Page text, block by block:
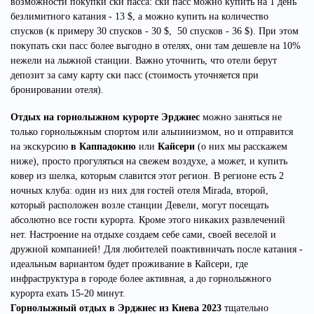
безлимитного катания - 13 $, а можно купить на количество
спусков (к примеру 30 спусков - 30 $, 50 спусков - 36 $). При этом
покупать ски пасс более выгодно в отелях, они там дешевле на 10%
нежели на лыжной станции. Важно уточнить, что отели берут
депозит за саму карту ски пасс (стоимость уточняется при
бронировании отеля).
Отдых на горнолыжном курорте Эрджиес можно заняться не
только горнолыжным спортом или альпинизмом, но и отправится
на экскурсию в Каппадокию или Кайсери (о них мы расскажем
ниже), просто прогуляться на свежем воздухе, а может, и купить
ковер из шелка, которым славится этот регион. В регионе есть 2
ночных клуба: один из них для гостей отеля Mirada, второй,
который расположен возле станции Девели, могут посещать
абсолютно все гости курорта. Кроме этого никаких развлечений
нет. Настроение на отдыхе создаем себе сами, своей веселой и
дружной компанией! Для любителей поактивничать после катания -
идеальным вариантом будет проживание в Кайсери, где
инфраструктура в городе более активная, а до горнолыжного
курорта ехать 15-20 минут.
Горнолыжный отдых в Эрджиес из Киева 2023 тщательно